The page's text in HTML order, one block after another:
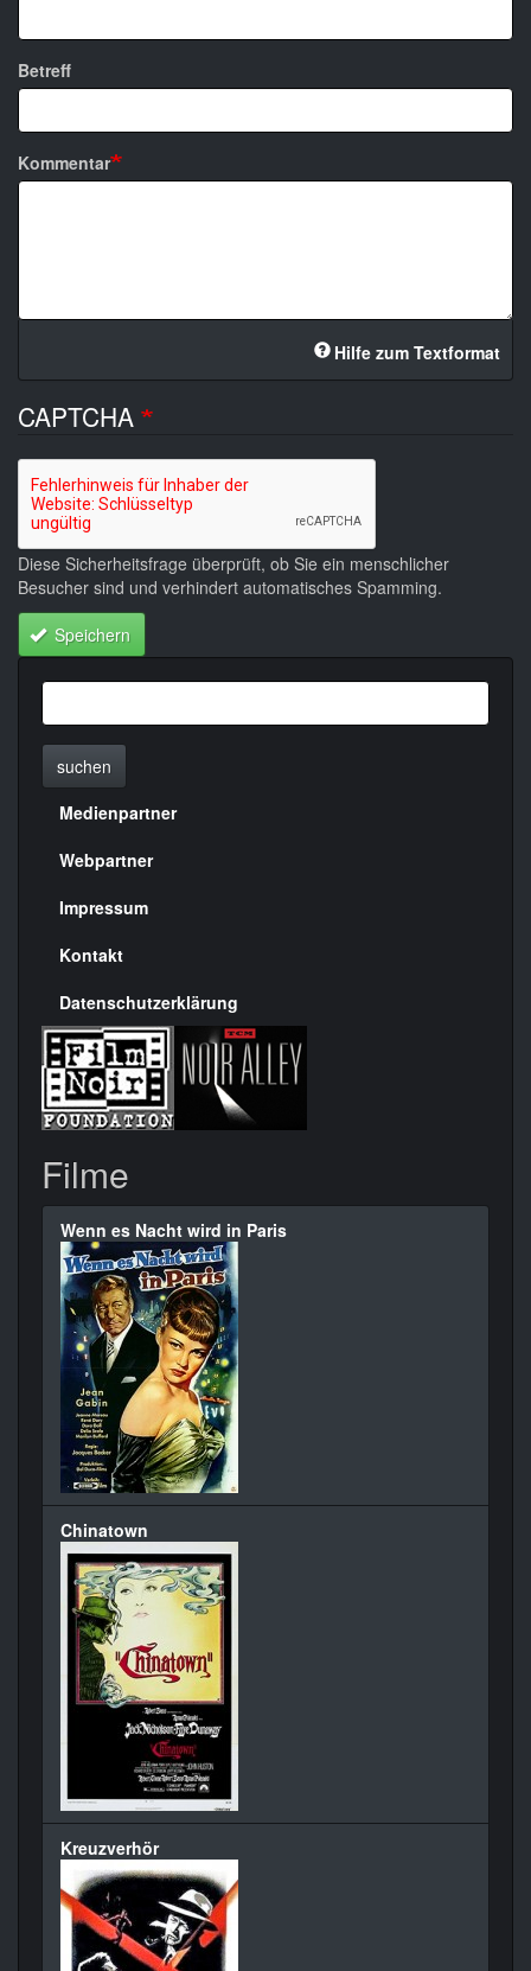
Betreff
Kommentar
Hilfe zum Textformat
CAPTCHA
Diese Sicherheitsfrage überprüft, ob Sie ein menschlicher
Besucher sind und verhindert automatisches Spamming.
Speichern
suchen
Menülinks
rechte
Seite
Medienpartner
Webpartner
Impressum
Kontakt
Datenschutzerklärung
Filme
Wenn es Nacht wird in Paris
Chinatown
Kreuzverhör